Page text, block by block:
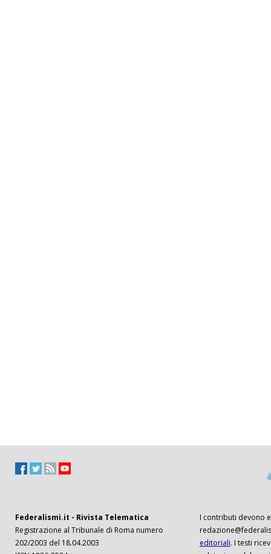
Federalismi.it - Rivista Telematica
Registrazione al Tribunale di Roma numero
202/2003 del 18.04.2003
I contributi devono
editoriali. I testi